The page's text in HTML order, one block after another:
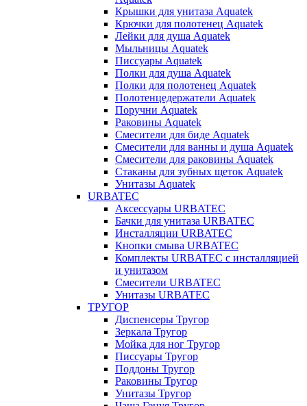
Крышки для унитаза Aquatek
Крючки для полотенец Aquatek
Лейки для душа Aquatek
Мыльницы Aquatek
Писсуары Aquatek
Полки для душа Aquatek
Полки для полотенец Aquatek
Полотенцедержатели Aquatek
Поручни Aquatek
Раковины Aquatek
Смесители для биде Aquatek
Смесители для ванны и душа Aquatek
Смесители для раковины Aquatek
Стаканы для зубных щеток Aquatek
Унитазы Aquatek
URBATEC
Аксессуары URBATEC
Бачки для унитаза URBATEC
Инсталляции URBATEC
Кнопки смыва URBATEC
Комплекты URBATEC с инсталляцией
и унитазом
Смесители URBATEC
Унитазы URBATEC
ТРУГОР
Диспенсеры Тругор
Зеркала Тругор
Мойка для ног Тругор
Писсуары Тругор
Поддоны Тругор
Раковины Тругор
Унитазы Тругор